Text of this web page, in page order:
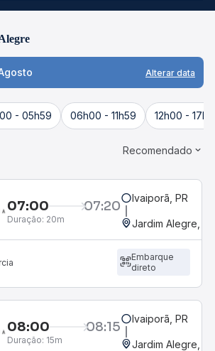
Alterar data
- 05h59 06h00 - 11h59 12h00 -
Recomendado
07:00 07:20
Duração: 20m
Ivaiporã, PR
Jardim Alegre, PR
Embarque
direto
08:00 08:15
Duração: 15m
Ivaiporã, PR
Jardim Alegre, PR